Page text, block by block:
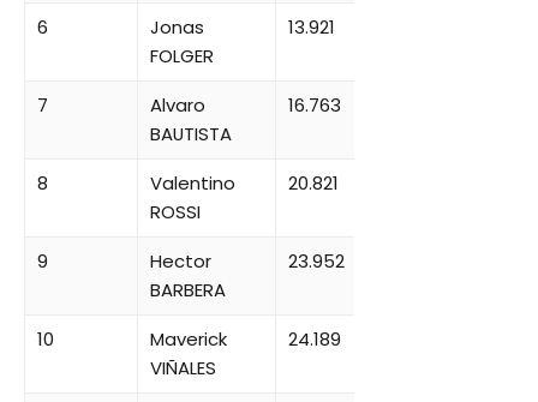
6
Jonas
FOLGER
13.921
7
Alvaro
BAUTISTA
16.763
8
Valentino
ROSSI
20.821
9
Hector
BARBERA
23.952
10
Maverick
VIÑALES
24.189